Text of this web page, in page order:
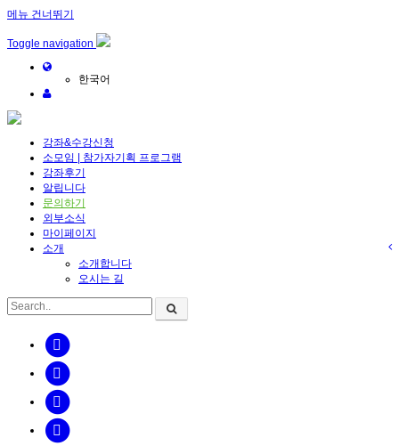
메뉴 건너뛰기
Toggle navigation
한국어
강좌&수강신청
소모임 | 참가자기획 프로그램
강좌후기
알립니다
문의하기
외부소식
마이페이지
소개
소개합니다
오시는 길